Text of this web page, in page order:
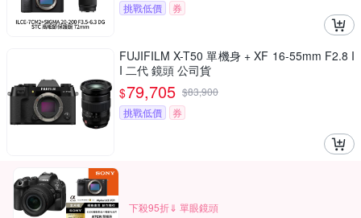
挑戰低價
券
FUJIFILM X-T50 單機身 + XF 16-55mm F2.8 I
I 二代 鏡頭 公司貨
$79,705 $83,900
挑戰低價
券
下殺95折⇓ 單眼鏡頭